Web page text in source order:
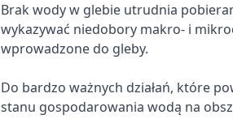
Brak wody w glebie utrudnia
wykazywać niedobory makro- i
wprowadzone do gleby.
Do bardzo ważnych działań, które
stanu gospodarowania wodą na